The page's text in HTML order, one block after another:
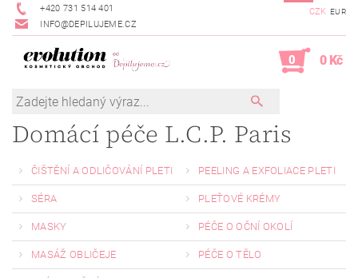
+420 731 514 401
INFO@DEPILUJEME.CZ
CZK EUR
0 0 Kč
Domácí péče L.C.P. Paris
ČIŠTĚNÍ A ODLIČOVÁNÍ PLETI PEELING A EXFOLIACE PLETI
SÉRA PLEŤOVÉ KRÉMY
MASKY PÉČE O OČNÍ OKOLÍ
MASÁŽ OBLIČEJE PÉČE O TĚLO